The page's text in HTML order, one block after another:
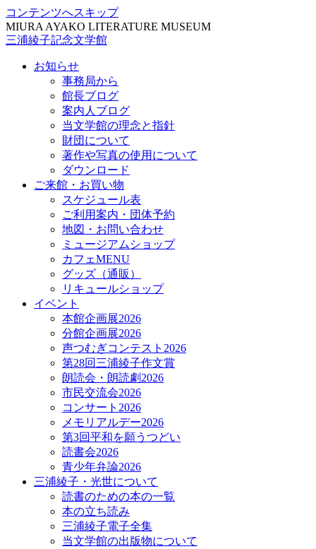
コンテンツへスキップ
MIURA AYAKO LITERATURE MUSEUM
三浦綾子記念文学館
お知らせ
事務局から
館長ブログ
案内人ブログ
当文学館の理念と指針
財団について
著作や写真の使用について
ダウンロード
ご来館・お買い物
スケジュール表
ご利用案内・団体予約
地図・お問い合わせ
ミュージアムショップ
カフェMENU
グッズ（通販）
リキュールショップ
イベント
本館企画展2026
分館企画展2026
声つむぎコンテスト2026
第28回三浦綾子作文賞
朗読会・朗読劇2026
市民交流会2026
コンサート2026
メモリアルデー2026
第3回平和を願うつどい
読書会2026
青少年弁論2026
三浦綾子・光世について
読書のための本の一覧
本の立ち読み
三浦綾子電子全集
当文学館の出版物について